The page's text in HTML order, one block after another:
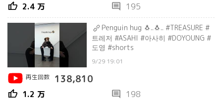
thumb_up 2.4 万 comment 195
Penguin hug 🐧..🐧.. #TREASURE #
트레저 #ASAHI #아사히 #DOYOUNG #
도영 #shorts
9/29 19:01
再生回数
138,810
thumb_up 1.2 万 comment 198